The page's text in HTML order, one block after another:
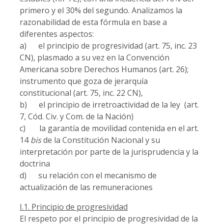
primero y el 30% del segundo. Analizamos la
razonabilidad de esta fórmula en base a
diferentes aspectos:
a) el principio de progresividad (art. 75, inc. 23
CN), plasmado a su vez en la Convención
Americana sobre Derechos Humanos (art. 26);
instrumento que goza de jerarquía
constitucional (art. 75, inc. 22 CN),
b) el principio de irretroactividad de la ley (art.
7, Cód. Civ. y Com. de la Nación)
c) la garantía de movilidad contenida en el art.
14bisde la Constitución Nacional y su
interpretación por parte de la jurisprudencia y la
doctrina
d) su relación con el mecanismo de
actualización de las remuneraciones
I.1. Principio de progresividad
El respeto por el principio de progresividad de la